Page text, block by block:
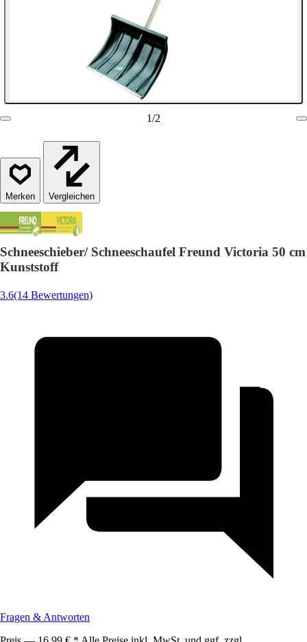
1/2
Vergleichen
Schneeschieber/ Schneeschaufel Freund Victoria 50 cm
Kunststoff
3.6(14 Bewertungen)
Fragen & Antworten